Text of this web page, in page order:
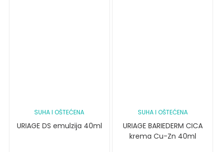
SUHA I OŠTEĆENA
URIAGE DS emulzija 40ml
SUHA I OŠTEĆENA
URIAGE BARIEDERM CICA
krema Cu-Zn 40ml